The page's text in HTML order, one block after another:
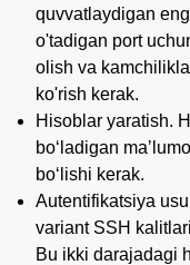
quvvatlaydigan
o'tadigan port
olish va
ko'rish kerak.
Hisoblar yaratish.
boʻladigan
boʻlishi kerak.
Autentifikatsiya
variant SSH
Bu ikki darajadagi